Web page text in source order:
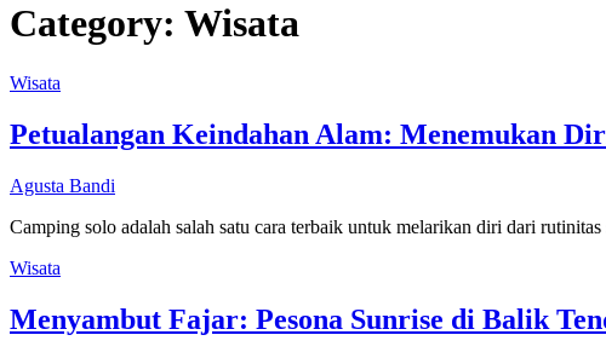
Category: Wisata
Wisata
Petualangan Keindahan Alam: Menemukan
Agusta Bandi
Camping solo adalah salah satu cara terbaik untuk melarikan diri dari
Wisata
Menyambut Fajar: Pesona Sunrise di Balik